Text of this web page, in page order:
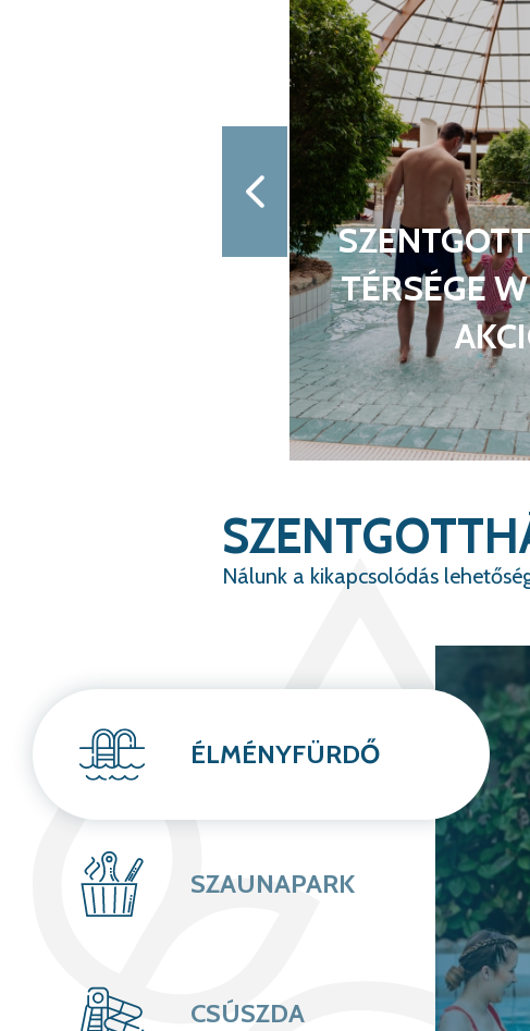
Nálunk a kikapcsolódás
ÉLMÉNYFÜRDŐ
SZAUNAPARK
CSÚSZDA